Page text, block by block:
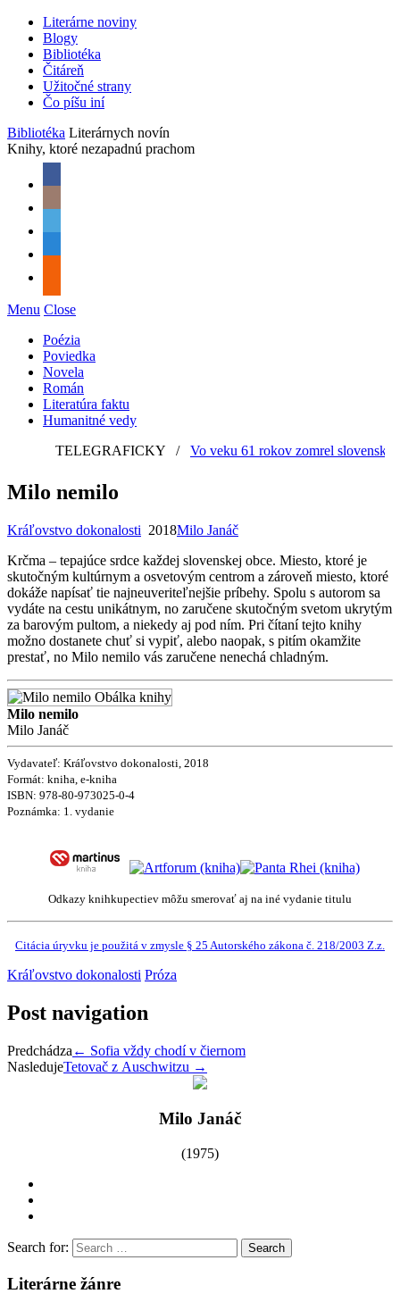
Literárne noviny
Blogy
Bibliotéka
Čitáreň
Užitočné strany
Čo píšu iní
Bibliotéka Literárnych novín
Knihy, ktoré nezapadnú prachom
Menu Close
Poézia
Poviedka
Novela
Román
Literatúra faktu
Humanitné vedy
TELEGRAFICKY/ Vo veku 61 rokov zomrel slovenský
Milo nemilo
Kráľovstvo dokonalosti 2018Milo Janáč
Krčma – tepajúce srdce každej slovenskej obce. Miesto, ktoré je
skutočným kultúrnym a osvetovým centrom a zároveň miesto, ktoré
dokáže napísať tie najneuveriteľnejšie príbehy. Spolu s autorom sa
vydáte na cestu unikátnym, no zaručene skutočným svetom ukrytým
za barovým pultom, a niekedy aj pod ním. Pri čítaní tejto knihy
možno dostanete chuť si vypiť, alebo naopak, s pitím okamžite
prestať, no Milo nemilo vás zaručene nenechá chladným.
Milo nemilo
Milo Janáč
Vydavateľ: Kráľovstvo dokonalosti, 2018
Formát: kniha, e-kniha
ISBN: 978-80-973025-0-4
Poznámka: 1. vydanie
Odkazy knihkupectiev môžu smerovať aj na iné vydanie titulu
Citácia úryvku je použitá v zmysle § 25 Autorského zákona č. 218/2003 Z.z.
Kráľovstvo dokonalosti Próza
Post navigation
Predchádza ← Sofia vždy chodí v čiernom
NasledujeTetovač z Auschwitzu →
Milo Janáč
(1975)
Search for:
Literárne žánre